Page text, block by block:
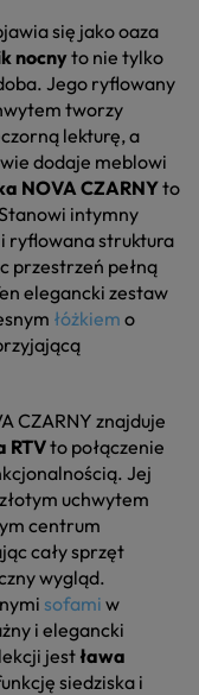
się jako oaza
nocnyto nie tylko
Jego ryflowany
tworzy
lekturę, a
dodaje meblowi
NOVA CZARNYto
intymny
ryflowana struktura
przestrzeń pełną
elegancki zestaw
łóżkiem o
CZARNY znajduje
RTVto połączenie
Jej
uchwytem
centrum
cały sprzęt
wygląd.
sofami w
i elegancki
jest ława
siedziska i